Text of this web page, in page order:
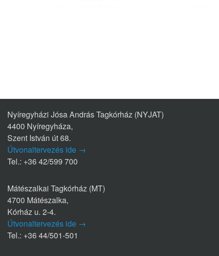
Nyíregyházi Jósa András Tagkórház (NYJAT)
4400 Nyíregyháza,
Szent István út 68.
Útvonaltervezés ide →
Tel.: +36 42/599 700
Mátészalkai Tagkórház (MT)
4700 Mátészalka,
Kórház u. 2-4.
Útvonaltervezés ide →
Tel.: +36 44/501-501